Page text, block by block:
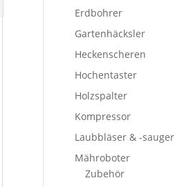
Erdbohrer
Gartenhäcksler
Heckenscheren
Hochentaster
Holzspalter
Kompressor
Laubbläser & -sauger
Mähroboter
Zubehör